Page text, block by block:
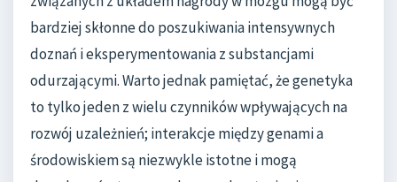
bardziej skłonne do poszukiwania intensywnych
doznań i eksperymentowania z substancjami
odurzającymi. Warto jednak pamiętać, że genetyka
to tylko jeden z wielu czynników wpływających na
rozwój uzależnień; interakcje między genami a
środowiskiem są niezwykle istotne i mogą